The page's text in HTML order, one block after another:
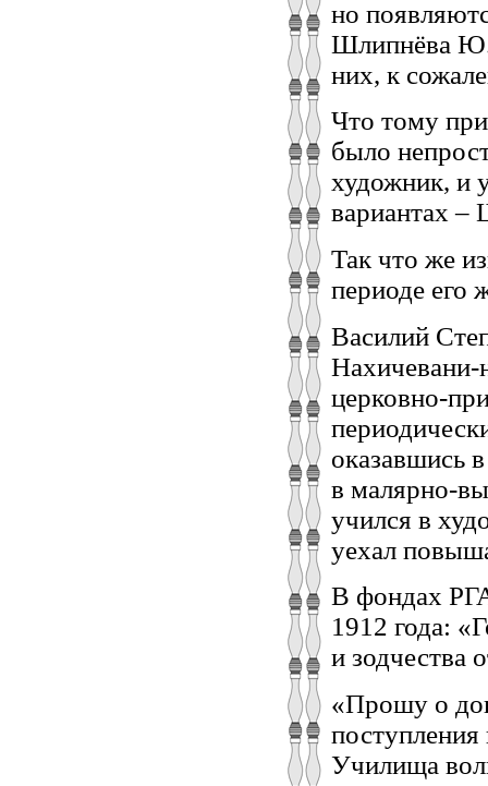
но
Шлипнёва Ю.
них, к
Что тому
было
художник, и
вариантах
Так что же
периоде его
Василий
церковно-
оказавшись
в малярно-
учился в
уехал
В фондах
1912 года:
и зодчества
«Прошу о
поступления
Училища